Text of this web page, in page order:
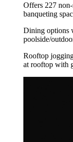
Offers 227
banqueting
Dining options
poolside/
Rooftop
at rooftop with